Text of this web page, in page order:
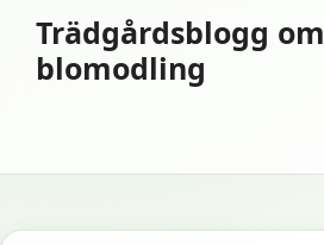
innehåll
Trädgårdsblogg om
blomodling